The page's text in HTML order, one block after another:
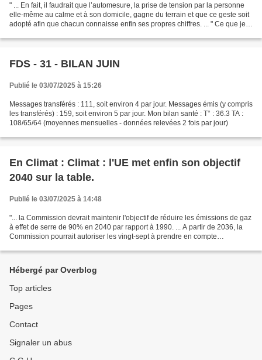
" ... En fait, il faudrait que l’automesure, la prise de tension par la personne
elle-même au calme et à son domicile, gagne du terrain et que ce geste soit
adopté afin que chacun connaisse enfin ses propres chiffres. ... " Ce que je
FDS - 31 - BILAN JUIN
Publié le 03/07/2025 à 15:26
Messages transférés : 111, soit environ 4 par jour. Messages émis (y compris
les transférés) : 159, soit environ 5 par jour. Mon bilan santé : T° : 36.3 TA :
108/65/64 (moyennes mensuelles - données relevées 2 fois par jour)
En Climat : Climat : l'UE met enfin son objectif
2040 sur la table.
Publié le 03/07/2025 à 14:48
"... la Commission devrait maintenir l'objectif de réduire les émissions de gaz
à effet de serre de 90% en 2040 par rapport à 1990. ... A partir de 2036, la
Commission pourrait autoriser les vingt-sept à prendre en compte
Hébergé par Overblog
Top articles
Pages
Contact
Signaler un abus